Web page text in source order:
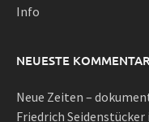
Info
NEUESTE
Neue Zeiten –
Friedrich